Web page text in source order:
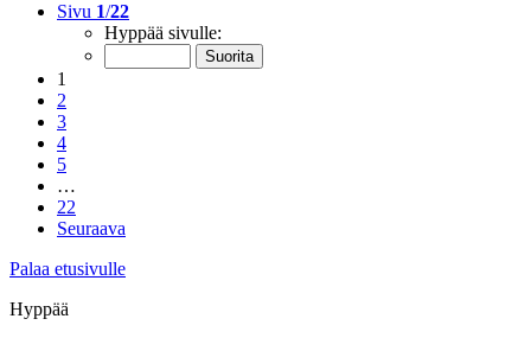
Sivu 1/22
Hyppää sivulle:
1
2
3
4
5
…
22
Seuraava
Palaa etusivulle
Hyppää